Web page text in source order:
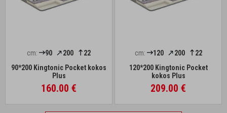
cm: 90 200
22
90*200 Kingtonic Pocket kokos
Plus
160.00 €
cm: 120 200
22
120*200 Kingtonic Pocket
kokos Plus
209.00 €